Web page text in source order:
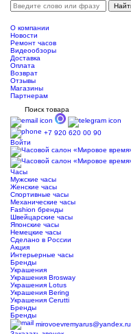
О компании
Новости
Ремонт часов
Видеообзоры
Доставка
Оплата
Возврат
Отзывы
Магазины
Партнерам
Поиск товара
+7 920 620 00 90
Войти
Часы
Мужские часы
Женские часы
Спортивные часы
Механические часы
Fashion бренды
Швейцарские часы
Японские часы
Немецкие часы
Сделано в России
Акция
Интерьерные часы
Бренды
Украшения
Украшения Brosway
Украшения Lotus
Украшения Bering
Украшения Cerutti
Бренды
Бренды
mirovoevremyarus@yandex.ru